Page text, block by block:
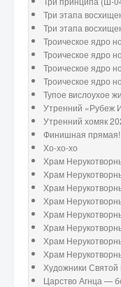
Три этапа
Три этапа
Троическое ядро
Троическое ядро
Троическое ядро
Троическое ядро
Тупое вислоухое
Утренний «Рубеж
Утренний хомяк
Финишная прямая!
Хо-хо-хо
Храм
Храм
Храм
Храм
Храм
Храм
Храм
Храм
Художники Святой
Царство Агнца —